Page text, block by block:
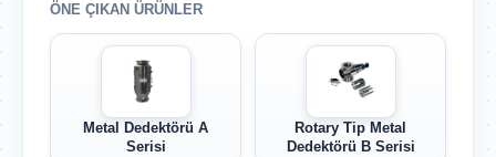
ÖNE ÇIKAN ÜRÜNLER
Metal Dedektörü A
Serisi
Rotary Tip Metal
Dedektörü B Serisi